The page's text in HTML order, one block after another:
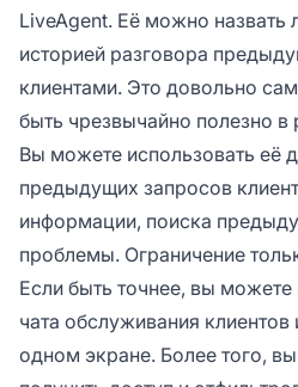
LiveAgent. Её можно назвать
историей разговора
клиентами. Это довольно
быть чрезвычайно полезно в
Вы можете использовать её
предыдущих запросов
информации, поиска
проблемы. Ограничение
Если быть точнее, вы
чата обслуживания
одном экране. Более того,